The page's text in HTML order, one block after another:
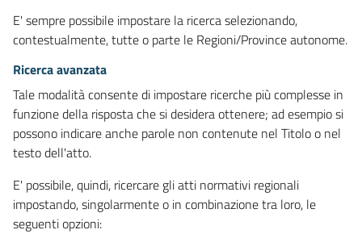
E' sempre possibile impostare la ricerca selezionando,
contestualmente, tutte o parte le Regioni/Province autonome.
Ricerca avanzata
Tale modalità consente di impostare ricerche più complesse in
funzione della risposta che si desidera ottenere; ad esempio si
possono indicare anche parole non contenute nel Titolo o nel
testo dell'atto.
E' possibile, quindi, ricercare gli atti normativi regionali
impostando, singolarmente o in combinazione tra loro, le
seguenti opzioni: